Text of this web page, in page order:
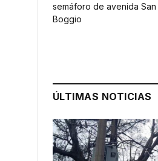
semáforo de avenida San
Boggio
ÚLTIMAS NOTICIAS